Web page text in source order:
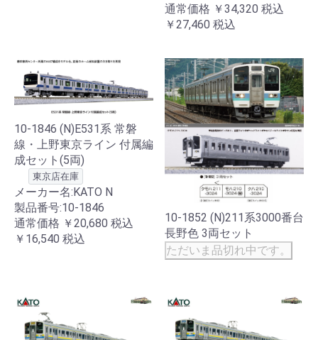
通常価格 ￥34,320 税込
￥27,460 税込
10-1846 (N)E531系 常磐
線・上野東京ライン 付属編
成セット(5両)
東京店在庫
メーカー名:KATO N
製品番号:10-1846
通常価格 ￥20,680 税込
￥16,540 税込
10-1852 (N)211系3000番台
長野色 3両セット
ただいま品切れ中です。